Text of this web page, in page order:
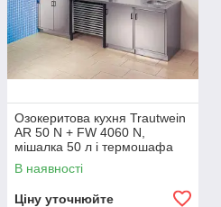
Озокеритова кухня Trautwein
AR 50 N + FW 4060 N,
мішалка 50 л і термошафа
В наявності
Ціну уточнюйте